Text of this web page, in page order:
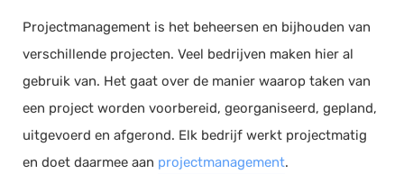
Projectmanagement is het beheersen en bijhouden van
verschillende projecten. Veel bedrijven maken hier al
gebruik van. Het gaat over de manier waarop taken van
een project worden voorbereid, georganiseerd, gepland,
uitgevoerd en afgerond. Elk bedrijf werkt projectmatig
en doet daarmee aan projectmanagement.